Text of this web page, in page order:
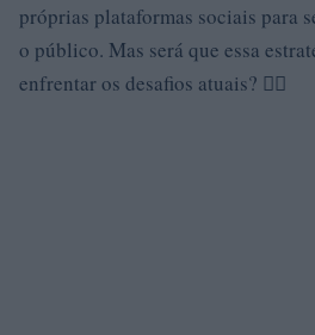
próprias plataformas sociais para
o público. Mas será que essa
enfrentar os desafios atuais? 🤷‍♀️